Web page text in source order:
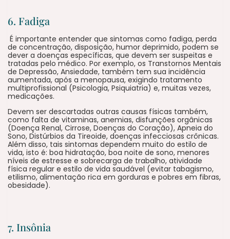
6. Fadiga
É importante entender que sintomas como fadiga, perda
de concentração, disposição, humor deprimido, podem se
dever a doenças específicas, que devem ser suspeitas e
tratadas pelo médico. Por exemplo, os Transtornos Mentais
de Depressão, Ansiedade, também tem sua incidência
aumentada, após a menopausa, exigindo tratamento
multiprofissional (Psicologia, Psiquiatria) e, muitas vezes,
medicações.
Devem ser descartadas outras causas físicas também,
como falta de vitaminas, anemias, disfunções orgânicas
(Doença Renal, Cirrose, Doenças do Coração), Apneia do
Sono, Distúrbios da Tireoide, doenças infecciosas crônicas.
Além disso, tais sintomas dependem muito do estilo de
vida, isto é: boa hidratação, boa noite de sono, menores
níveis de estresse e sobrecarga de trabalho, atividade
física regular e estilo de vida saudável (evitar tabagismo,
etilismo, alimentação rica em gorduras e pobres em fibras,
obesidade).
7. Insônia